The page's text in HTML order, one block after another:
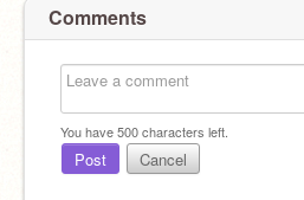
Comments
You have500characters left.
Post Cancel